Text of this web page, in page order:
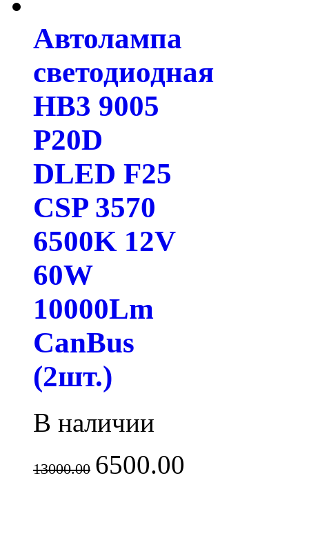
Автолампа
светодиодная
HB3 9005
P20D
DLED F25
CSP 3570
6500K 12V
60W
10000Lm
CanBus
(2шт.)
В наличии
13000.00 6500.00